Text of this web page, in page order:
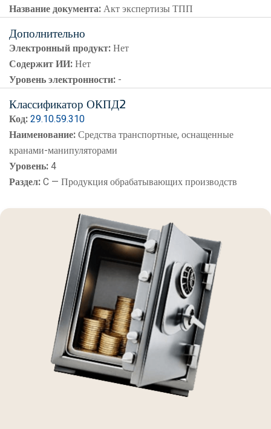
Название документа:Акт экспертизы ТПП
Дополнительно
Электронный продукт:Нет
Содержит ИИ:Нет
Уровень электронности: -
Классификатор ОКПД2
Код:29.10.59.310
Наименование:Средства транспортные, оснащенные
кранами-манипуляторами
Уровень:4
Раздел:C — Продукция обрабатывающих производств